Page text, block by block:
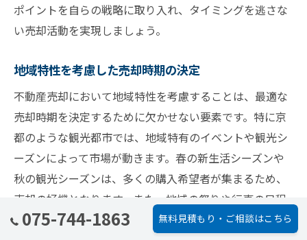
ポイントを自らの戦略に取り入れ、タイミングを逃さな
い売却活動を実現しましょう。
地域特性を考慮した売却時期の決定
不動産売却において地域特性を考慮することは、最適な
売却時期を決定するために欠かせない要素です。特に京
都のような観光都市では、地域特有のイベントや観光シ
ーズンによって市場が動きます。春の新生活シーズンや
秋の観光シーズンは、多くの購入希望者が集まるため、
売却の好機となります。また、地域の祭りや行事の日程
を考慮することで、さらに多くの見込み客を引き寄せる
075-744-1863 無料見積もり・ご相談はこちら